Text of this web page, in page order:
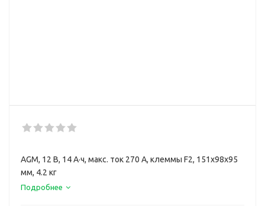
AGM, 12 В, 14 А·ч, макс. ток 270 А, клеммы F2, 151x98x95
мм, 4.2 кг
Подробнее